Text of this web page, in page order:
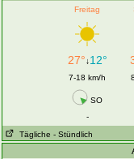
Freitag
27°↓12°
7-18 km/h
SO
-
Tägliche - Stündlich